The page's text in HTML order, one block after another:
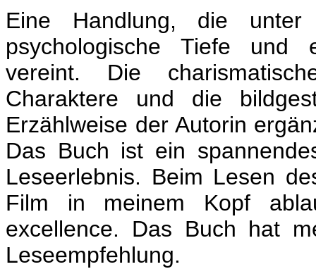
Eine Handlung, die
psychologische Tiefe und
vereint. Die
Charaktere und die
Erzählweise der Autorin
Das Buch ist ein
Leseerlebnis. Beim Lesen
Film in meinem Kopf
excellence. Das Buch hat
Leseempfehlung.